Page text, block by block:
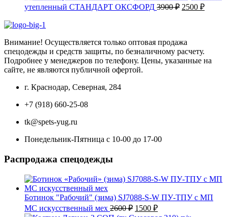
составляла
2300 ₽.
1900 ₽.
утепленный СТАНДАРТ ОКСФОРД 3900₽ 2500 ₽
Внимание! Осуществляется только оптовая продажа
спецодежды и средств защиты, по безналичному расчету.
Подробнее у менеджеров по телефону. Цены, указанные на
сайте, не являются публичной офертой.
г. Краснодар, Северная, 284
+7 (918) 660-25-08
tk@spets-yug.ru
Понедельник-Пятница с 10-00 до 17-00
Распродажа спецодежды
Ботинок "Рабочий" (зима) SJ7088-S-W ПУ-ТПУ с МП
МС искусственный мех 2600₽ Первоначальная
цена
1500 ₽Текущая
цена: